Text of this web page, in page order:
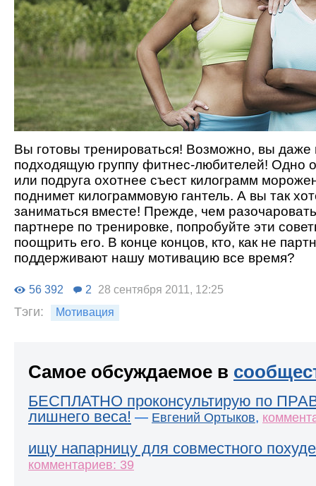
Вы готовы тренироваться! Возможно, вы даже
подходящую группу фитнес-любителей! Одно
или подруга охотнее съест килограмм
поднимет килограммовую гантель. А вы так
заниматься вместе! Прежде, чем
партнере по тренировке, попробуйте эти
поощрить его. В конце концов, кто, как не
поддерживают нашу мотивацию все время?
56 392 2 28 сентября 2011, 12:25
Тэги: Мотивация
Самое обсуждаемое в
БЕСПЛАТНО проконсультирую по
лишнего веса! — Евгений Ортыков,
ищу напарницу для совместного
комментариев: 39